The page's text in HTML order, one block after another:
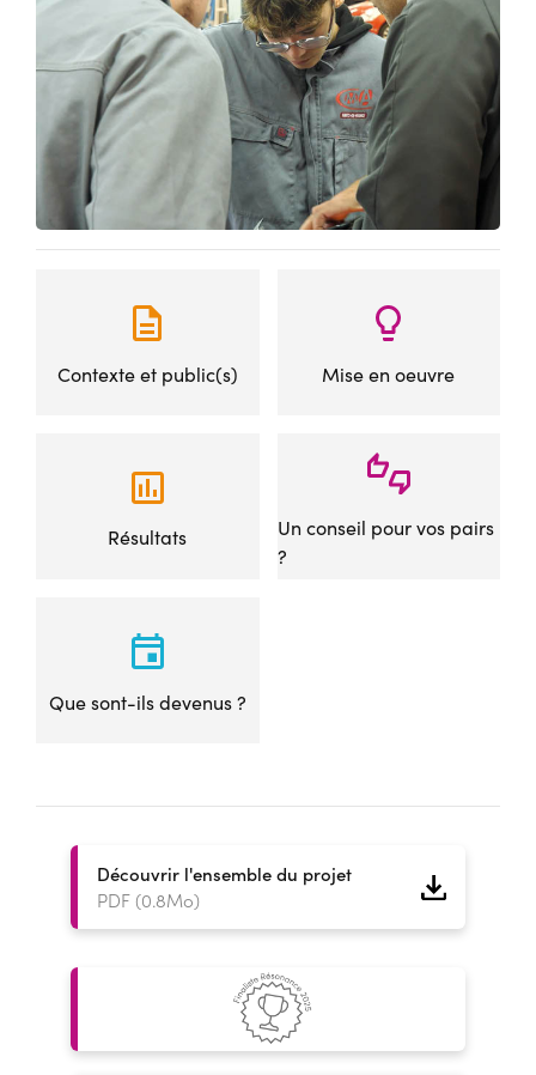
Contexte et public(s) Mise en oeuvre
Résultats
Un conseil pour vos pairs
?
Que sont-ils devenus ?
Découvrir l'ensemble du projet
PDF (0.8Mo)